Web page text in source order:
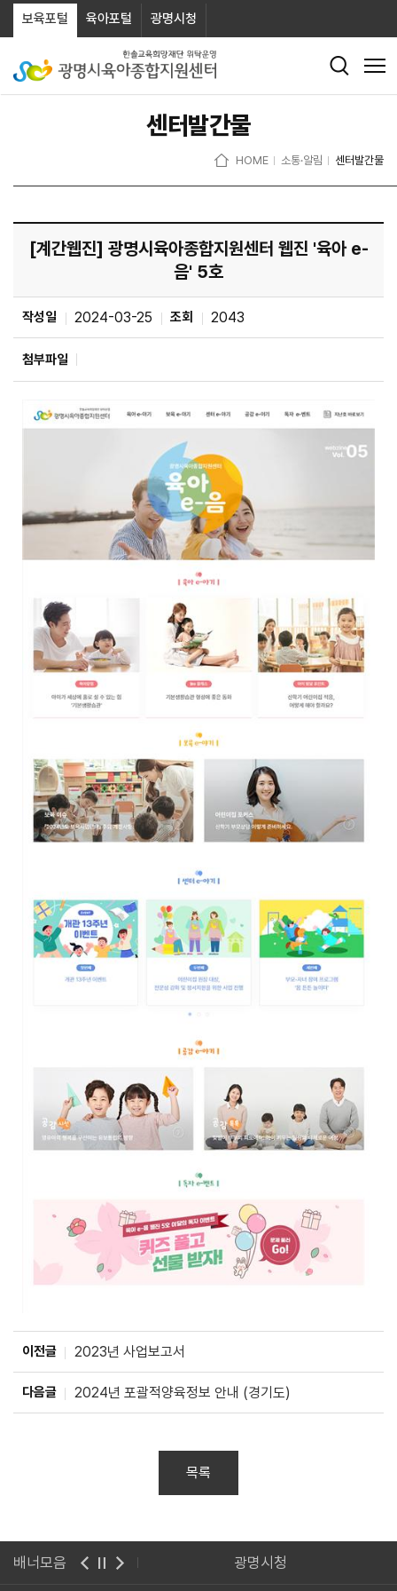
보육포털 육아포털 광명시청
센터발간물
HOME 소통·알림 센터발간물
[계간웹진] 광명시육아종합지원센터 웹진 '육아 e-
음' 5호
작성일 2024-03-25 조회 2043
첨부파일
이전글 2023년 사업보고서
다음글 2024년 포괄적양육정보 안내 (경기도)
목록
배너모음
광명시청 경기도어린이집관리시스템